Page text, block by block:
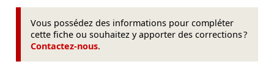
Vous possédez des informations pour compléter
cette fiche ou souhaitez y apporter des corrections ?
Contactez-nous.